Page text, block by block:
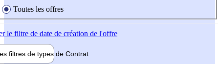
Toutes les offres
le filtre de date de création de l'offre
filtres de types de Contrat